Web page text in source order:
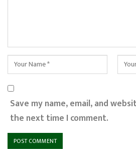
Save my name, email, and
the next time I comment.